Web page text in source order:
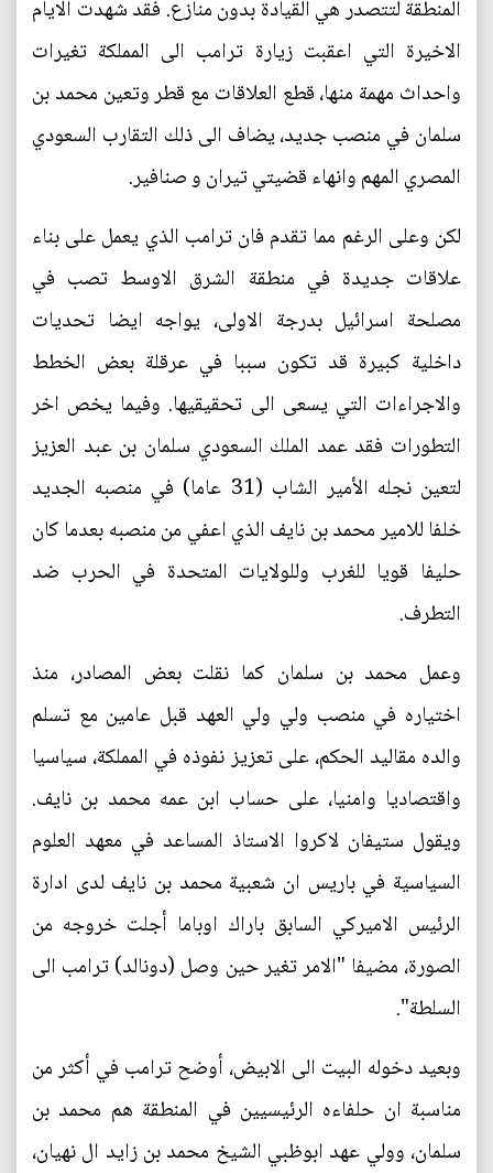
المنطقة لتتصدر هي القيادة بدون منازع. فقد شهدت الايام
الاخيرة التي اعقبت زيارة ترامب الى المملكة تغيرات
واحداث مهمة منها، قطع العلاقات مع قطر وتعين محمد بن
سلمان في منصب جديد، يضاف الى ذلك التقارب السعودي
المصري المهم وانهاء قضيتي تيران و صنافير.
لكن وعلى الرغم مما تقدم فان ترامب الذي يعمل على بناء
علاقات جديدة في منطقة الشرق الاوسط تصب في
مصلحة اسرائيل بدرجة الاولى، يواجه ايضا تحديات
داخلية كبيرة قد تكون سببا في عرقلة بعض الخطط
والاجراءات التي يسعى الى تحقيقيها. وفيما يخص اخر
التطورات فقد عمد الملك السعودي سلمان بن عبد العزيز
لتعين نجله الأمير الشاب (31 عاما) في منصبه الجديد
خلفا للامير محمد بن نايف الذي اعفي من منصبه بعدما كان
حليفا قويا للغرب وللولايات المتحدة في الحرب ضد
التطرف.
وعمل محمد بن سلمان كما نقلت بعض المصادر، منذ
اختياره في منصب ولي ولي العهد قبل عامين مع تسلم
والده مقاليد الحكم، على تعزيز نفوذه في المملكة، سياسيا
واقتصاديا وامنيا، على حساب ابن عمه محمد بن نايف.
ويقول ستيفان لاكروا الاستاذ المساعد في معهد العلوم
السياسية في باريس ان شعبية محمد بن نايف لدى ادارة
الرئيس الاميركي السابق باراك اوباما أجلت خروجه من
الصورة، مضيفا "الامر تغير حين وصل (دونالد) ترامب الى
السلطة".
وبعيد دخوله البيت الى الابيض، أوضح ترامب في أكثر من
مناسبة ان حلفاءه الرئيسيين في المنطقة هم محمد بن
سلمان، وولي عهد ابوظبي الشيخ محمد بن زايد ال نهيان،